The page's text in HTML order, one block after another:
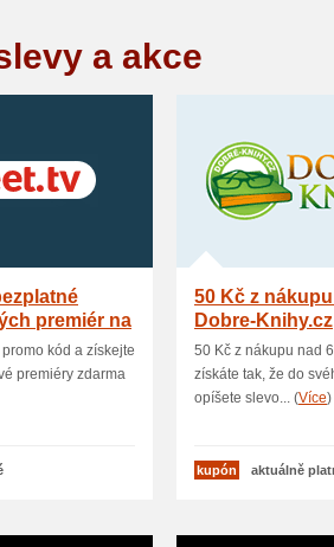
a akce
premiér na
kód a získejte
premiéry zdarma
50 Kč z
Dobre-Knihy.cz
50 Kč z nákupu nad
získáte tak, že do
opíšete slevo... (Více)
kupón aktuálně